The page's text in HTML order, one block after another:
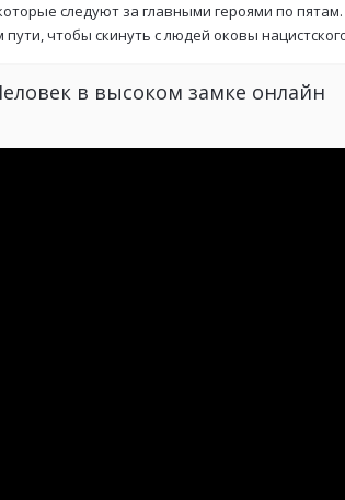
следуют за главными героями по
чтобы скинуть с людей оковы
в высоком замке онлайн